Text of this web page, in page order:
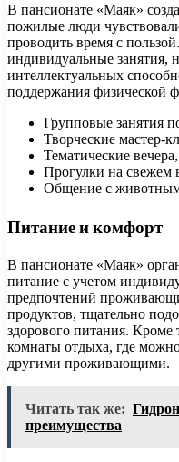
В пансионате «Маяк»
пожилые люди
проводить время с
индивидуальные занятия,
интеллектуальных
поддержания физической
Групповые занятия
Творческие мастер-
Тематические
Прогулки на свежем
Общение с
Питание и комфорт
В пансионате «Маяк»
питание с учетом
предпочтений
продуктов, тщательно
здорового питания. Кроме
комнаты отдыха, где
другими проживающими.
Читать так же:
преимущества